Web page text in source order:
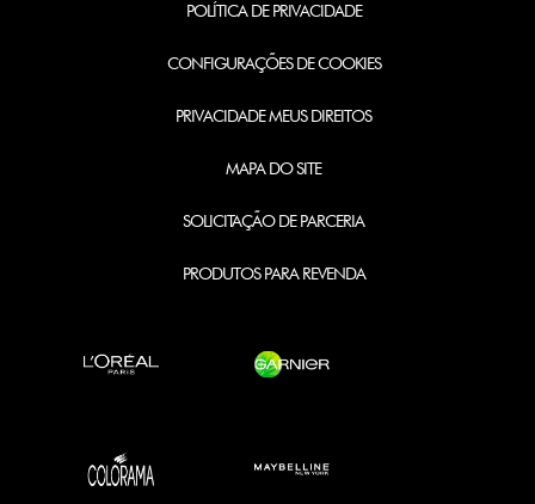
POLÍTICA DE PRIVACIDADE
CONFIGURAÇÕES DE COOKIES
PRIVACIDADE MEUS DIREITOS
MAPA DO SITE
SOLICITAÇÃO DE PARCERIA
PRODUTOS PARA REVENDA